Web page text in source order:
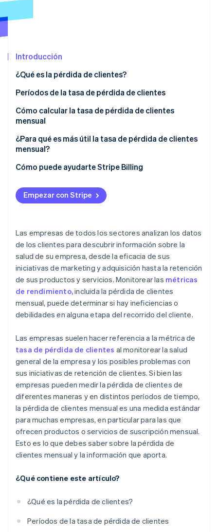
Prevención de fraude
Climate
Verificación de identidad en línea
Sesiones de Stripe 2026
Mirar ahora
Introducción
¿Qué es la pérdida de clientes?
Períodos de la tasa de pérdida de clientes
Pérdida de clientes diaria
Pérdida de clientes trimestral
Pérdida de clientes anual
Cómo calcular la tasa de pérdida de clientes
mensual
¿Para qué es más útil la tasa de pérdida de clientes
mensual?
Relevancia en diferentes modelos de negocio
Ventajas de supervisar la pérdida de clientes
mensual
Cómo puede ayudarte Stripe Billing
Empezar con Stripe
Las empresas de todos los sectores analizan los datos
de los clientes para descubrir información sobre la
salud de su empresa, desde la eficacia de sus
iniciativas de marketing y adquisición hasta la retención
de sus productos y servicios. Monitorear las métricas
de rendimiento,incluida la pérdida de clientes
mensual, puede determinar si hay ineficiencias o
debilidades en alguna etapa del recorrido del cliente.
Las empresas suelen hacer referencia a la métrica de
tasa de pérdida de clientes al monitorear la salud
general de la empresa y los posibles problemas con
sus iniciativas de retención de clientes. Si bien las
empresas pueden medir la pérdida de clientes de
diferentes maneras y en distintos períodos de tiempo,
la pérdida de clientes mensual es una medida estándar
para muchas empresas, en particular para las que
ofrecen productos o servicios de suscripción mensual.
Esto es lo que debes saber sobre la pérdida de
clientes mensual y la información que aporta.
¿Qué contiene este artículo?
¿Qué es la pérdida de clientes?
Períodos de la tasa de pérdida de clientes